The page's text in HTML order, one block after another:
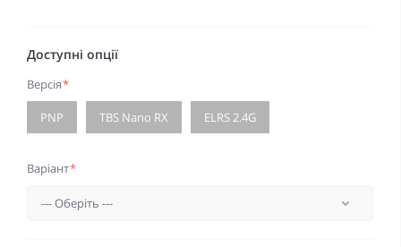
Доступні опції
Версія*
PNP TBS Nano RX ELRS 2.4G
Варіант*